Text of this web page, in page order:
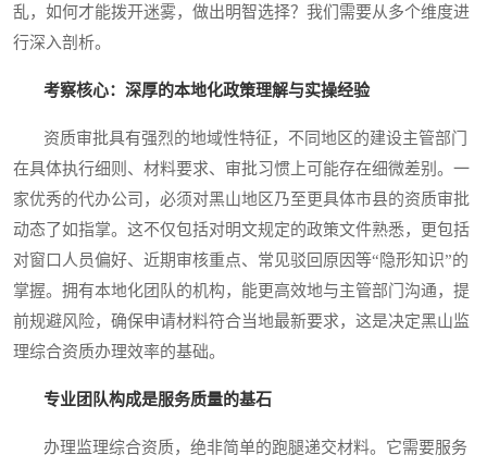
乱，如何才能拨开迷雾，做出明智选择？我们需要从多个维度进
行深入剖析。
考察核心：深厚的本地化政策理解与实操经验
资质审批具有强烈的地域性特征，不同地区的建设主管部门
在具体执行细则、材料要求、审批习惯上可能存在细微差别。一
家优秀的代办公司，必须对黑山地区乃至更具体市县的资质审批
动态了如指掌。这不仅包括对明文规定的政策文件熟悉，更包括
对窗口人员偏好、近期审核重点、常见驳回原因等“隐形知识”的
掌握。拥有本地化团队的机构，能更高效地与主管部门沟通，提
前规避风险，确保申请材料符合当地最新要求，这是决定黑山监
理综合资质办理效率的基础。
专业团队构成是服务质量的基石
办理监理综合资质，绝非简单的跑腿递交材料。它需要服务